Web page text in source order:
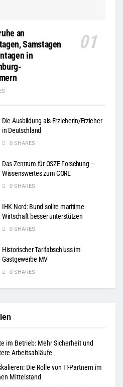
an
Samstagen
in
Die Ausbildung als Erzieherin/Erzieher
in Deutschland
0 SHARES
Das Zentrum für OSZE-Forschung –
Wissenswertes zum CORE
0 SHARES
IHK Nord: Bund sollte maritime
Wirtschaft besser unterstützen
0 SHARES
Historischer Tarifabschluss im
Gastgewerbe MV
0 SHARES
im Betrieb: Mehr Sicherheit und
Arbeitsabläufe
Die Rolle von IT-Partnern im
Mittelstand